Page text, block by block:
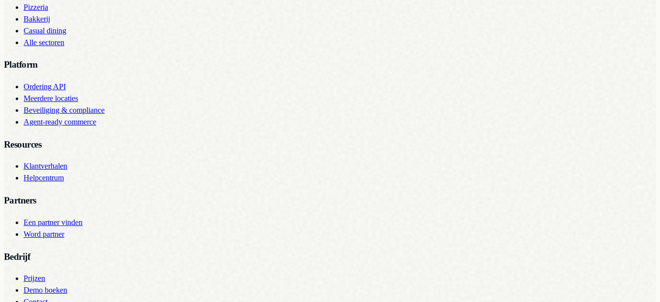
Pizzeria
Bakkerij
Casual dining
Alle sectoren
Platform
Ordering API
Meerdere locaties
Beveiliging & compliance
Agent-ready commerce
Resources
Klantverhalen
Helpcentrum
Partners
Een partner vinden
Word partner
Bedrijf
Prijzen
Demo boeken